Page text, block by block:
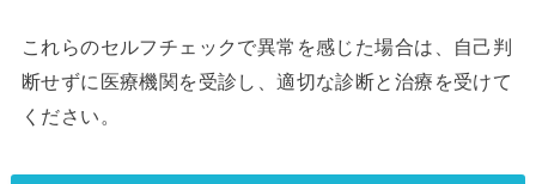
これらのセルフチェックで異常を感じた場合は、自己判
断せずに医療機関を受診し、適切な診断と治療を受けて
ください。